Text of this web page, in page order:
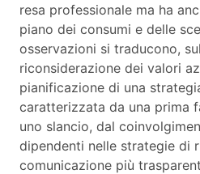
resa professionale ma ha
piano dei consumi e delle
osservazioni si traducono,
riconsiderazione dei valori
pianificazione di una
caratterizzata da una prima
uno slancio, dal
dipendenti nelle strategie di
comunicazione più